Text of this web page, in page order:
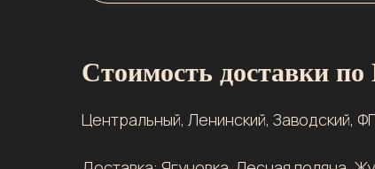
Стоимость доставки по
Центральный, Ленинский, Заводский,